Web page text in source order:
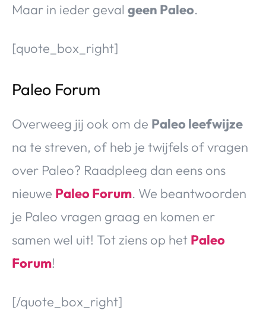
Maar in ieder geval geen Paleo.
[quote_box_right]
Paleo Forum
Overweeg jij ook om de Paleo leefwijze
na te streven, of heb je twijfels of vragen
over Paleo? Raadpleeg dan eens ons
nieuwe Paleo Forum. We beantwoorden
je Paleo vragen graag en komen er
samen wel uit! Tot ziens op het Paleo
Forum!
[/quote_box_right]